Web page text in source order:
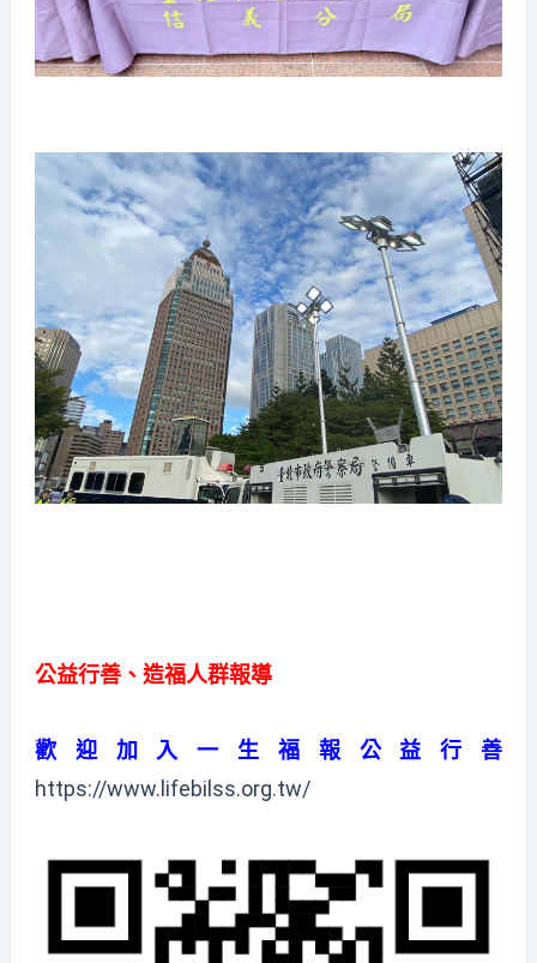
公益行善、造福人群報導
歡迎加入一生福報公益行善
https://www.lifebilss.org.tw/